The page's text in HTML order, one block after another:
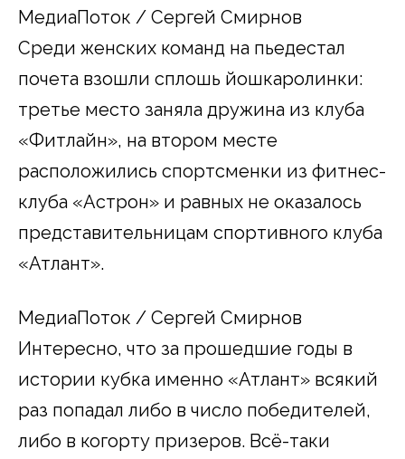
МедиаПоток / Сергей Смирнов
Среди женских команд на пьедестал
почета взошли сплошь йошкаролинки:
третье место заняла дружина из клуба
«Фитлайн», на втором месте
расположились спортсменки из фитнес-
клуба «Астрон» и равных не оказалось
представительницам спортивного клуба
«Атлант».
МедиаПоток / Сергей Смирнов
Интересно, что за прошедшие годы в
истории кубка именно «Атлант» всякий
раз попадал либо в число победителей,
либо в когорту призеров. Всё-таки